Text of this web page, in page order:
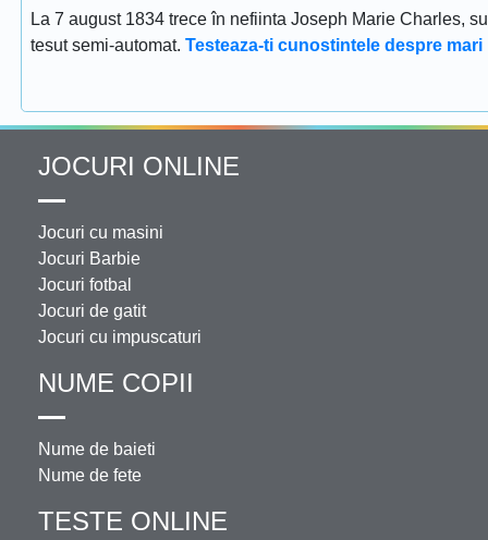
La 7 august 1834 trece în nefiinta Joseph Marie Charles,
tesut semi-automat. Testeaza-ti cunostintele despre
JOCURI ONLINE
Jocuri cu masini
Jocuri Barbie
Jocuri fotbal
Jocuri de gatit
Jocuri cu impuscaturi
NUME COPII
Nume de baieti
Nume de fete
TESTE ONLINE